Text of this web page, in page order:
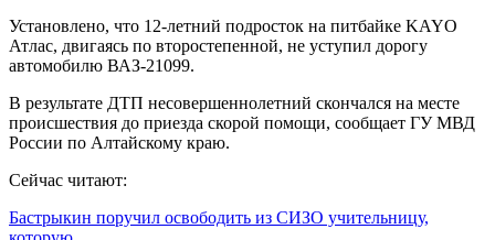
Установлено, что 12-летний подросток на питбайке KAYO
Атлас, двигаясь по второстепенной, не уступил дорогу
автомобилю ВАЗ-21099.
В результате ДТП несовершеннолетний скончался на месте
происшествия до приезда скорой помощи, сообщает ГУ МВД
России по Алтайскому краю.
Сейчас читают:
Бастрыкин поручил освободить из СИЗО учительницу,